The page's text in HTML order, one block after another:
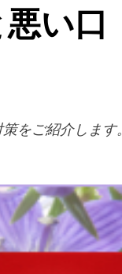
い口
をご紹介します。